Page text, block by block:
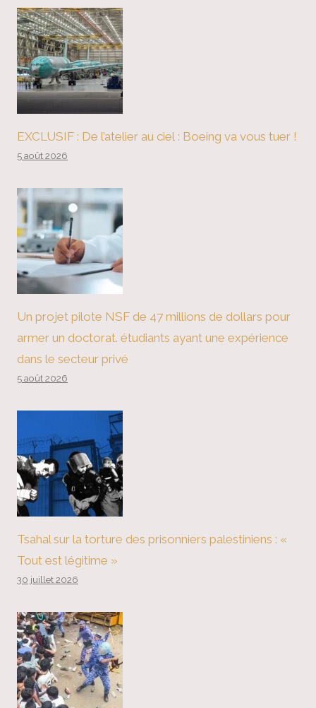
EXCLUSIF : De l’atelier au ciel : Boeing va vous tuer !
5 août 2026
Un projet pilote NSF de 47 millions de dollars pour
armer un doctorat. étudiants ayant une expérience
dans le secteur privé
5 août 2026
Tsahal sur la torture des prisonniers palestiniens : «
Tout est légitime »
30 juillet 2026